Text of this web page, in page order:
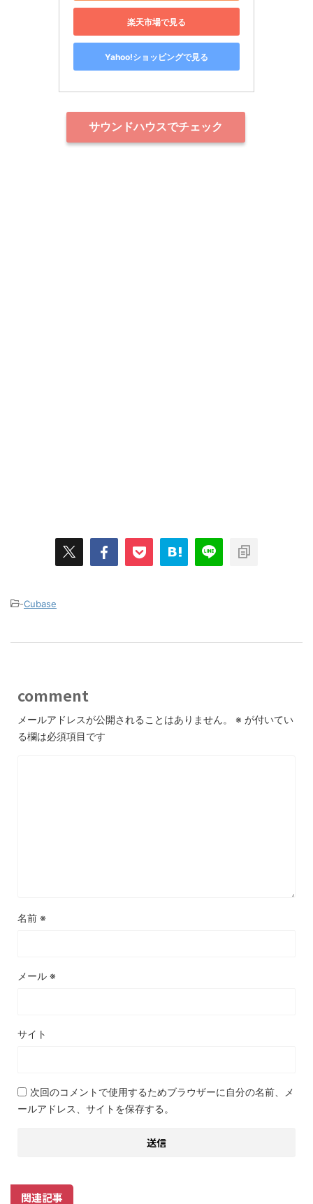
楽天市場で見る
Yahoo!ショッピングで見る
サウンドハウスでチェック
-Cubase
comment
メールアドレスが公開されることはありません。 ※ が付いてい
る欄は必須項目です
名前 ※
メール ※
サイト
次回のコメントで使用するためブラウザーに自分の名前、メ
ールアドレス、サイトを保存する。
関連記事